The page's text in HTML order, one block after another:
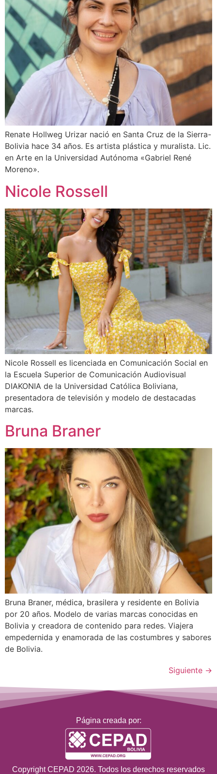
Renate Hollweg Urizar nació en Santa Cruz de la Sierra-
Bolivia hace 34 años. Es artista plástica y muralista. Lic.
en Arte en la Universidad Autónoma «Gabriel René
Moreno».
Nicole Rossell
Nicole Rossell es licenciada en Comunicación Social en
la Escuela Superior de Comunicación Audiovisual
DIAKONIA de la Universidad Católica Boliviana,
presentadora de televisión y modelo de destacadas
marcas.
Bruna Braner
Bruna Braner, médica, brasilera y residente en Bolivia
por 20 años. Modelo de varias marcas conocidas en
Bolivia y creadora de contenido para redes. Viajera
empedernida y enamorada de las costumbres y sabores
de Bolivia.
Siguiente →
Página creada por:
Copyright CEPAD 2026. Todos los derechos reservados